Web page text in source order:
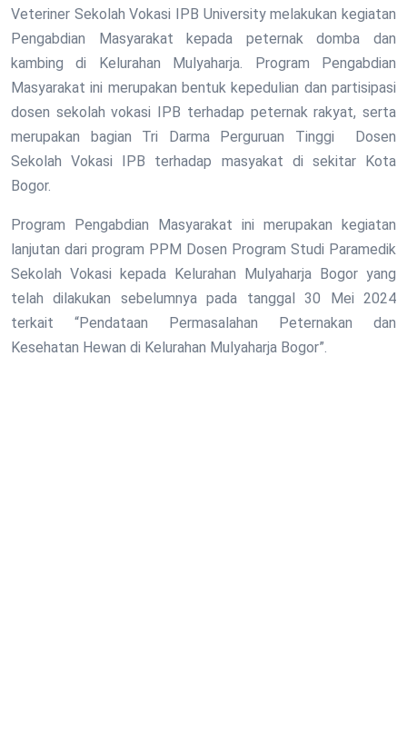
Veteriner Sekolah Vokasi IPB University melakukan kegiatan
Pengabdian Masyarakat kepada peternak domba dan
kambing di Kelurahan Mulyaharja. Program Pengabdian
Masyarakat ini merupakan bentuk kepedulian dan partisipasi
dosen sekolah vokasi IPB terhadap peternak rakyat, serta
merupakan bagian Tri Darma Perguruan Tinggi Dosen
Sekolah Vokasi IPB terhadap masyakat di sekitar Kota
Bogor.
Program Pengabdian Masyarakat ini merupakan kegiatan
lanjutan dari program PPM Dosen Program Studi Paramedik
Sekolah Vokasi kepada Kelurahan Mulyaharja Bogor yang
telah dilakukan sebelumnya pada tanggal 30 Mei 2024
terkait “Pendataan Permasalahan Peternakan dan
Kesehatan Hewan di Kelurahan Mulyaharja Bogor”.